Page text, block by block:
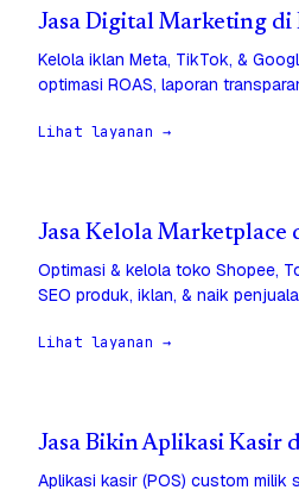
Jasa Digital Marketing di
Kelola iklan Meta, TikTok, &
optimasi ROAS, laporan
Lihat layanan →
Jasa Kelola Marketplace
Optimasi & kelola toko Shopee,
SEO produk, iklan, & naik
Lihat layanan →
Jasa Bikin Aplikasi Kasir
Aplikasi kasir (POS) custom